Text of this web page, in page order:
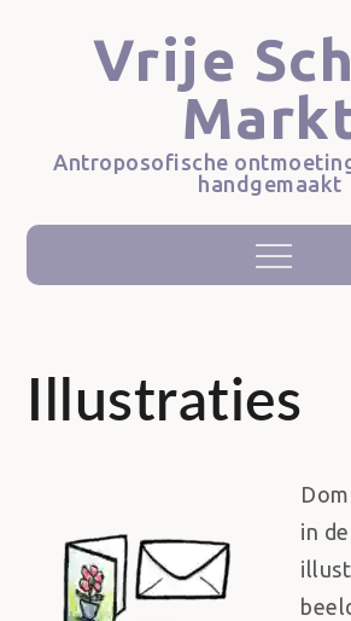
Vrije
Antroposofische
handgemaakt
Menu
Illustraties
in